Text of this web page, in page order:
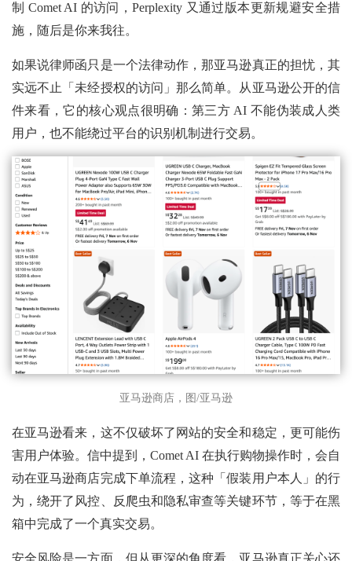
制 Comet AI 的访问，Perplexity 又通过版本更新规避安全措
施，随后是你来我往。
如果说律师函只是一个法律动作，那亚马逊真正的担忧，其
实远不止「未经授权的访问」那么简单。从亚马逊公开的信
件来看，它的核心观点很明确：第三方 AI 不能伪装成人类
用户，也不能绕过平台的识别机制进行交易。
亚马逊商店，图/亚马逊
在亚马逊看来，这不仅破坏了网站的安全和稳定，更可能伤
害用户体验。信中提到，Comet AI 在执行购物操作时，会自
动在亚马逊商店完成下单流程，这种「假装用户本人」的行
为，绕开了风控、反爬虫和隐私审查等关键环节，等于在黑
箱中完成了一个真实交易。